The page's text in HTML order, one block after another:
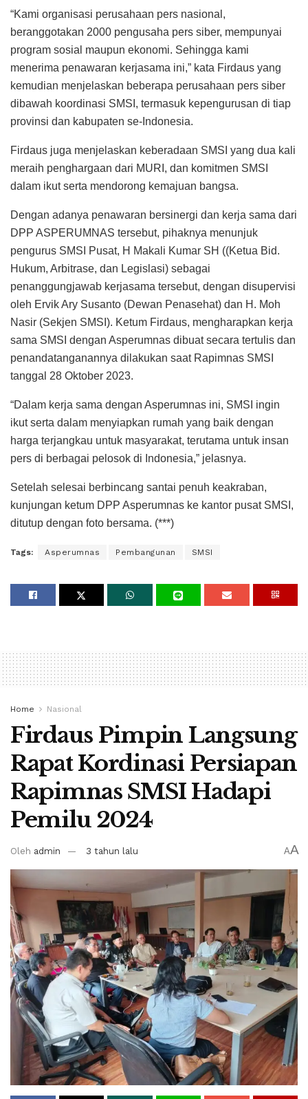
“Kami organisasi perusahaan pers nasional,
beranggotakan 2000 pengusaha pers siber, mempunyai
program sosial maupun ekonomi. Sehingga kami
menerima penawaran kerjasama ini,” kata Firdaus yang
kemudian menjelaskan beberapa perusahaan pers siber
dibawah koordinasi SMSI, termasuk kepengurusan di tiap
provinsi dan kabupaten se-Indonesia.
Firdaus juga menjelaskan keberadaan SMSI yang dua kali
meraih penghargaan dari MURI, dan komitmen SMSI
dalam ikut serta mendorong kemajuan bangsa.
Dengan adanya penawaran bersinergi dan kerja sama dari
DPP ASPERUMNAS tersebut, pihaknya menunjuk
pengurus SMSI Pusat, H Makali Kumar SH ((Ketua Bid.
Hukum, Arbitrase, dan Legislasi) sebagai
penanggungjawab kerjasama tersebut, dengan disupervisi
oleh Ervik Ary Susanto (Dewan Penasehat) dan H. Moh
Nasir (Sekjen SMSI). Ketum Firdaus, mengharapkan kerja
sama SMSI dengan Asperumnas dibuat secara tertulis dan
penandatanganannya dilakukan saat Rapimnas SMSI
tanggal 28 Oktober 2023.
“Dalam kerja sama dengan Asperumnas ini, SMSI ingin
ikut serta dalam menyiapkan rumah yang baik dengan
harga terjangkau untuk masyarakat, terutama untuk insan
pers di berbagai pelosok di Indonesia,” jelasnya.
Setelah selesai berbincang santai penuh keakraban,
kunjungan ketum DPP Asperumnas ke kantor pusat SMSI,
ditutup dengan foto bersama. (***)
Tags: Asperumnas Pembangunan SMSI
Home Nasional
Firdaus Pimpin Langsung
Rapat Kordinasi Persiapan
Rapimnas SMSI Hadapi
Pemilu 2024
Oleh admin 3 tahun lalu AA